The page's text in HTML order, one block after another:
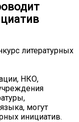
литературных
НКО,
могут
инициатив.